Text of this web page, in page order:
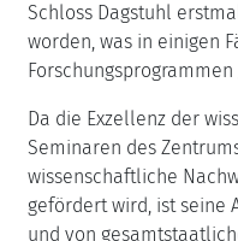
Schloss Dagstuhl
worden, was in einigen
Da die Exzellenz der
Seminaren des
wissenschaftliche
gefördert wird, ist seine
und von